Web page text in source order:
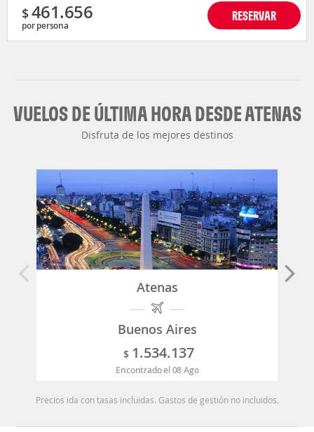
$461.656
por persona
RESERVAR
VUELOS DE ÚLTIMA HORA DESDE ATENAS
Disfruta de los mejores destinos
Atenas
Buenos Aires
$ 1.534.137
Encontrado el 08 Ago
Precios ida con tasas incluidas. Gastos de gestión no incluidos.